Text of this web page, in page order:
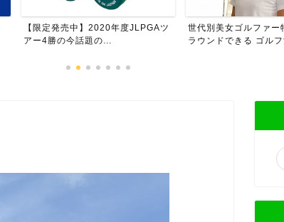
【限定発売中】2020年度JLPGAツ
アー4勝の今話題の...
世代別美女ゴルファー
ラウンドできる ゴル